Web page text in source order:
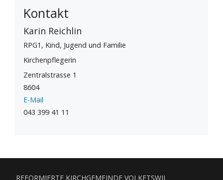
Kontakt
Karin Reichlin
RPG1, Kind, Jugend und Familie
Kirchenpflegerin
Zentralstrasse 1
8604
E-Mail
043 399 41 11
REFORMIERTE KIRCHGEMEINDE VOLKETSWIL